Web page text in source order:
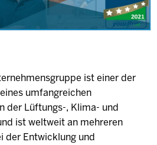
ist einer der
umfangreichen
der Lüftungs-, Klima- und
ist weltweit an mehreren
der Entwicklung und